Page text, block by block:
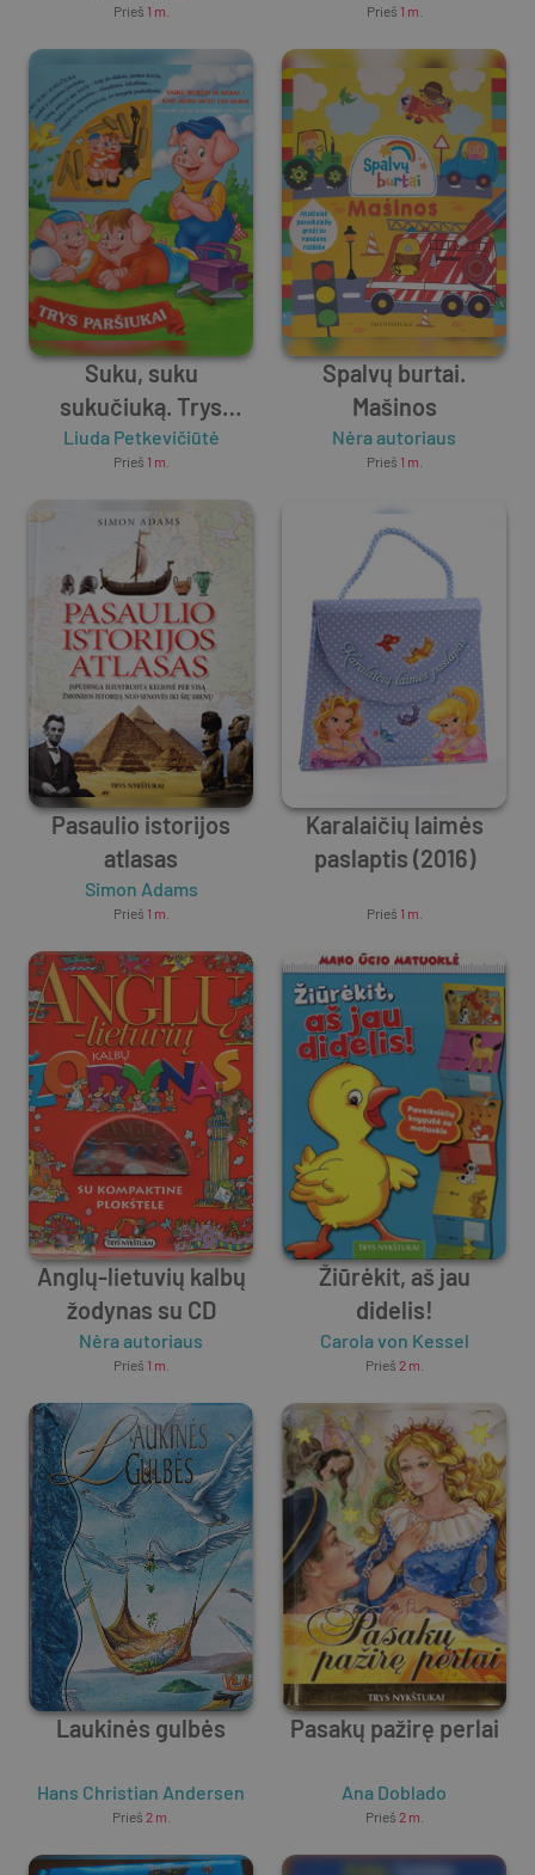
Prieš 1 m. Prieš 1 m.
Suku, suku
sukučiuką. Trys
paršiukai
Liuda Petkevičiūtė
Prieš 1 m.
Spalvų burtai.
Mašinos
Nėra autoriaus
Prieš 1 m.
Pasaulio istorijos
atlasas
Simon Adams
Prieš 1 m.
Karalaičių laimės
paslaptis (2016)
Prieš 1 m.
Anglų-lietuvių kalbų
žodynas su CD
Nėra autoriaus
Prieš 1 m.
Žiūrėkit, aš jau
didelis!
Carola von Kessel
Prieš 2 m.
Laukinės gulbės
Hans Christian Andersen
Prieš 2 m.
Pasakų pažirę perlai
Ana Doblado
Prieš 2 m.